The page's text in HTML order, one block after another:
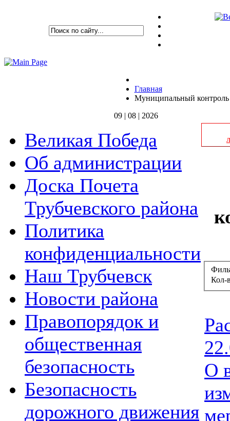
Главная
Муниципальный
09 | 08 | 2026
Великая Победа
Об администрации
Доска Почета
Трубчевского района
Политика
конфиденциальности
Наш Трубчевск
Новости района
Правопорядок и
общественная
безопасность
Безопасность
дорожного движения
Кол-
О